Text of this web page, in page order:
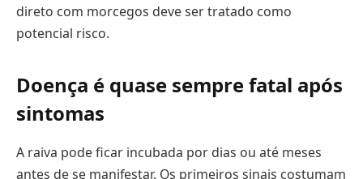
direto com morcegos deve ser tratado como
potencial risco.
Doença é quase sempre fatal após
sintomas
A raiva pode ficar incubada por dias ou até meses
antes de se manifestar. Os primeiros sinais costumam